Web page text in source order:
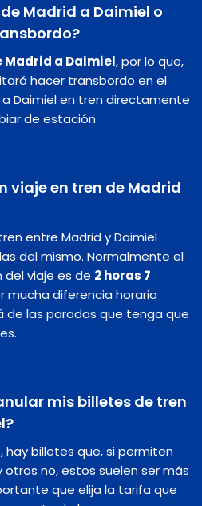
Madrid a Daimiel o
Madrid a Daimiel, por lo que,
hacer transbordo en el
a Daimiel en tren directamente
de estación.
viaje en tren de Madrid
entre Madrid y Daimiel
del mismo. Normalmente el
viaje es de 2 horas 7
mucha diferencia horaria
de las paradas que tenga que
mis billetes de tren
hay billetes que, si permiten
no, estos suelen ser más
que elija la tarifa que